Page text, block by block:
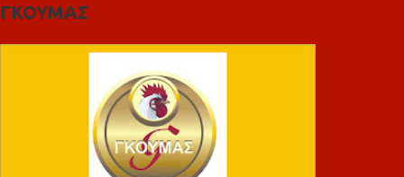
ΓΚΟΥΜΑΣ